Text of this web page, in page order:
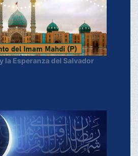
la Esperanza del Salvador